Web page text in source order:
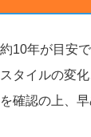
10年が目安
タイルの変
確認の上、